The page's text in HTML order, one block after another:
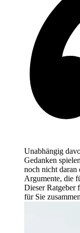
Unabhängig
Gedanken
noch nicht daran
Argumente, die
Dieser Ratgeber
für Sie